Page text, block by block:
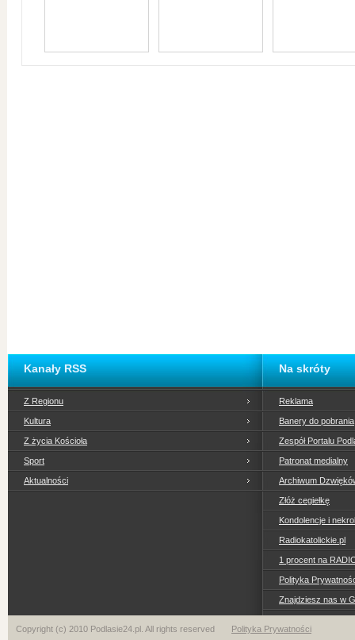
Kanały RSS
Z Regionu
Kultura
Z życia Kościoła
Sport
Aktualności
Na skróty
Reklama
Banery do pobrania
Zespół Portalu
Patronat medialny
Archiwum
Złóż cegiełkę
Kondolencje i
Radiokatolickie.pl
1 procent na
Polityka
Znajdziesz nas w
Copyright (c) 2010 Podlasie24.pl. All rights reserved Polityka Prywatności